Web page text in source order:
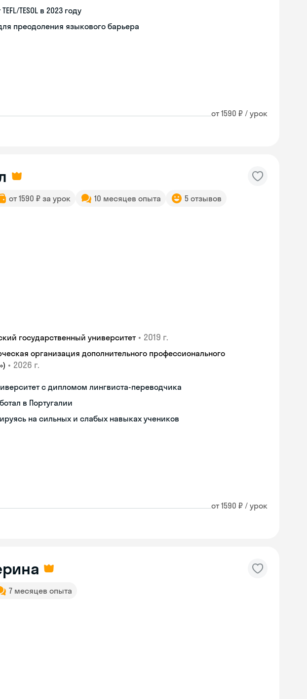
TESOL в 2023 году
преодоления языкового барьера
от 1590 ₽ / урок
от 1590 ₽ за урок 10 месяцев опыта 5 отзывов
государственный университет • 2019 г.
организация дополнительного профессионального
• 2026 г.
с дипломом лингвиста-переводчика
в Португалии
на сильных и слабых навыках учеников
от 1590 ₽ / урок
7 месяцев опыта